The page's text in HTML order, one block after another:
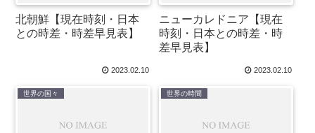
北朝鮮【現在時刻・日本
との時差・時差早見表】
2023.02.10
ニューカレドニア【現在
時刻・日本との時差・時
差早見表】
2023.02.10
世界の国々 世界の時間